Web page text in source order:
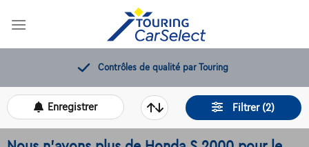
Contrôles de qualité par Touring
Filtrer (2)
Enregistrer